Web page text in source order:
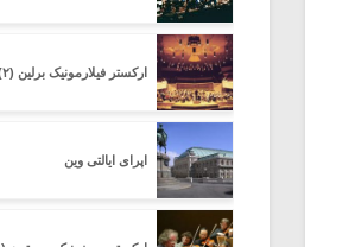
ارکستر فیلارمونیک برلین (۲)
اپرای ایالتی وین